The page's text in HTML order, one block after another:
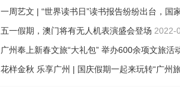
一周艺文 | “世界读书日”读书报告纷纷出台，国
品” 2022-04-26
五一假期，澳门将有无人机表演盛会登场 2022-
广州奉上新春文旅“大礼包” 举办600余项文旅活
花样金秋 乐享广州 | 国庆假期一起来玩转“广州旅